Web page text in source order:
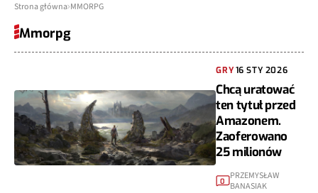
Strona główna MMORPG
Mmorpg
GRY16 STY 2026
Chcą uratować
ten tytuł przed
Amazonem.
Zaoferowano
25 milionów
0
PRZEMYSŁAW
BANASIAK